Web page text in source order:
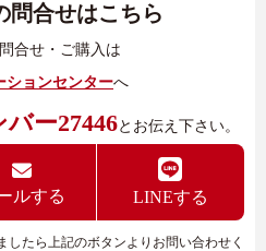
問合せはこちら
合せ・ご購入は
ションセンターへ
ー27446とお伝え下さい。
ルする LINEする
たら上記のボタンよりお問い合わせく